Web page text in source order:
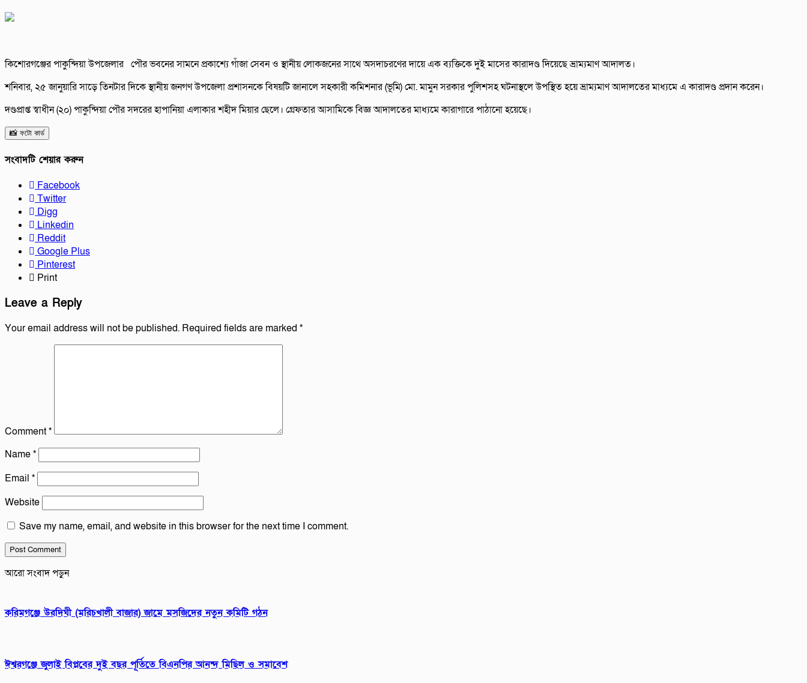
কিশোরগঞ্জের পাকুন্দিয়া উপজেলার পৌর ভবনের সামনে প্রকাশ্যে গাঁজা সেবন ও স্থানীয় লোকজনের সাথে অসদাচরণের দায়ে এক ব্যক্তিকে দুই মাসের কারাদণ্ড দিয়েছে ভ্রাম্যমাণ আদালত।
শনিবার, ২৫ জানুয়ারি সাড়ে তিনটার দিকে স্থানীয় জনগণ উপজেলা প্রশাসনকে বিষয়টি জানালে সহকারী কমিশনার (ভূমি) মো. মামুন সরকার পুলিশসহ ঘটনাস্থলে উপস্থিত হয়ে ভ্রাম্যমাণ আদালতের মাধ্যমে এ কারাদণ্ড প্রদান করেন।
দণ্ডপ্রাপ্ত স্বাধীন (২০) পাকুন্দিয়া পৌর সদরের হাপানিয়া এলাকার শহীদ মিয়ার ছেলে। গ্রেফতার আসামিকে বিজ্ঞ আদালতের মাধ্যমে কারাগারে পাঠানো হয়েছে।
📸 ফটো কার্ড
সংবাদটি শেয়ার করুন
Facebook
Twitter
Digg
Linkedin
Reddit
Google Plus
Pinterest
Print
Leave a Reply
Your email address will not be published. Required fields are marked *
Comment*
Name*
Email *
Website
Save my name, email, and website in this browser for the next time I comment.
আরো সংবাদ পড়ুন
করিমগঞ্জে উরদিঘী (মরিচখালী বাজার) জামে মসজিদের নতুন কমিটি গঠন
ঈশ্বরগঞ্জে জুলাই বিপ্লবের দুই বছর পূর্তিতে বিএনপির আনন্দ মিছিল ও সমাবেশ